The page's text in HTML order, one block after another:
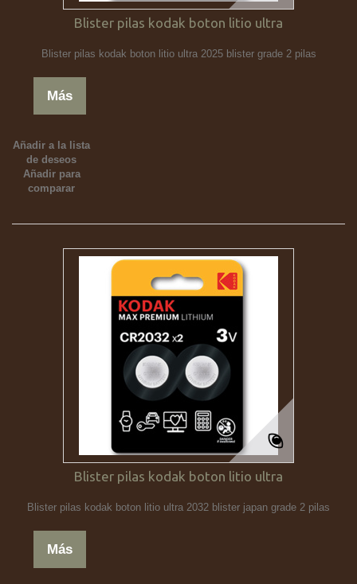
Blister pilas kodak boton litio ultra
Blister pilas kodak boton litio ultra 2025 blister grade 2 pilas
Más
Añadir a la lista
de deseos
Añadir para
comparar
Blister pilas kodak boton litio ultra
Blister pilas kodak boton litio ultra 2032 blister japan grade 2 pilas
Más